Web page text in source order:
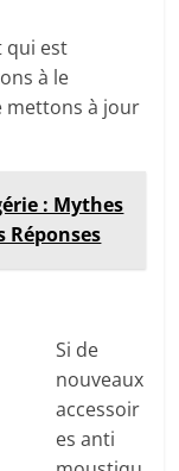
qui est
à le
mettons à jour
: Mythes
Réponses
Si de
nouveaux
accessoir
es anti